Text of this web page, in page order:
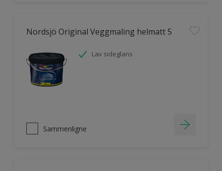
Nordsjö Original Veggmaling helmatt 5
Lav sideglans
Sammenligne